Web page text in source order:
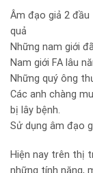
Âm đạo giả 2 đầu
quả
Những nam giới
Nam giới FA lâu
Những quý ông
Các anh chàng
bị lây bệnh.
Sử dụng âm đạo
Hiện nay trên thị
những tính năng,